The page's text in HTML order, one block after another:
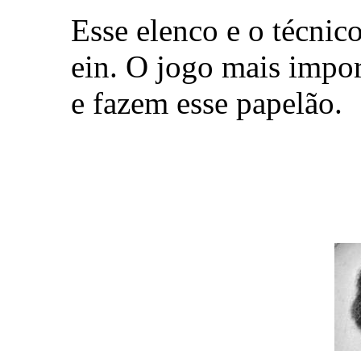
Esse elenco e o
ein. O jogo mais
e fazem esse papelão.